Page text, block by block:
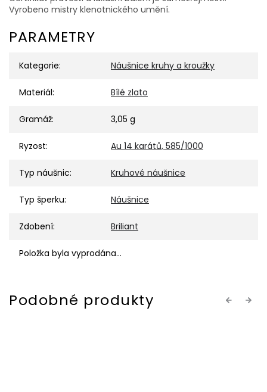
Vyrobeno mistry klenotnického umění.
PARAMETRY
Kategorie: Náušnice kruhy a kroužky
Materiál: Bílé zlato
Gramáž: 3,05 g
Ryzost: Au 14 karátů, 585/1000
Typ náušnic: Kruhové náušnice
Typ šperku: Náušnice
Zdobení: Briliant
Položka byla vyprodána…
Previous
Next